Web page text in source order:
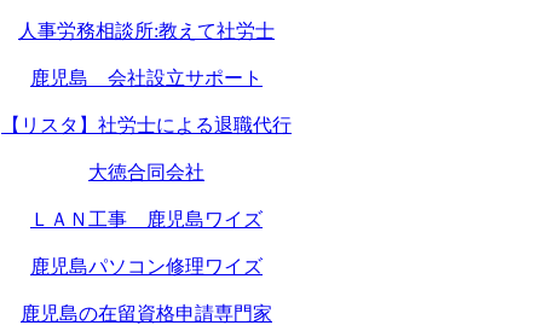
人事労務相談所:教えて社労士
鹿児島 会社設立サポート
【リスタ】社労士による退職代行
大徳合同会社
ＬＡＮ工事 鹿児島ワイズ
鹿児島パソコン修理ワイズ
鹿児島の在留資格申請専門家